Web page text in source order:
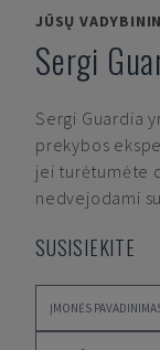
JŪSŲ
Sergi
Sergi Guardia
prekybos
jei turėtumėte
nedvejodami
SUSISIEKITE